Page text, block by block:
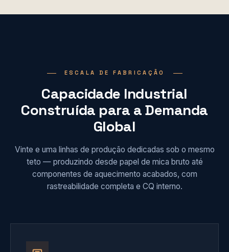
ESCALA DE FABRICAÇÃO
Capacidade Industrial
Construída para a Demanda
Global
Vinte e uma linhas de produção dedicadas sob o mesmo
teto — produzindo desde papel de mica bruto até
componentes de aquecimento acabados, com
rastreabilidade completa e CQ interno.